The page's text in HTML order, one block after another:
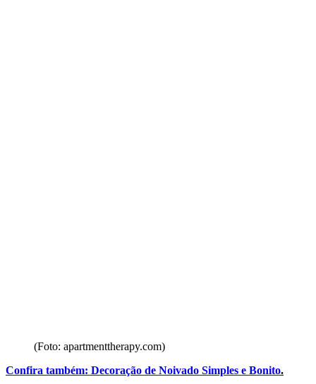
(Foto: apartmenttherapy.com)
Confira também: Decoração de Noivado Simples e Bonito.